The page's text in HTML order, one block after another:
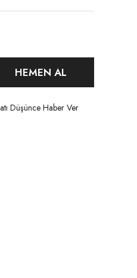
HEMEN AL
Düşünce Haber Ver